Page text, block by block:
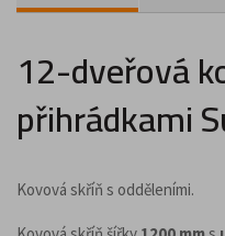
12-dveřová
přihrádkami
Kovová skříň s odděleními.